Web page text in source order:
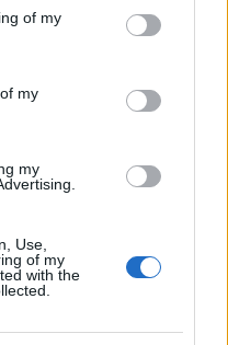
You may click to
its third-party tags to
in below Google
of my
my
my
Use,
of my
with the
en la interfaz
riesgos, pero…